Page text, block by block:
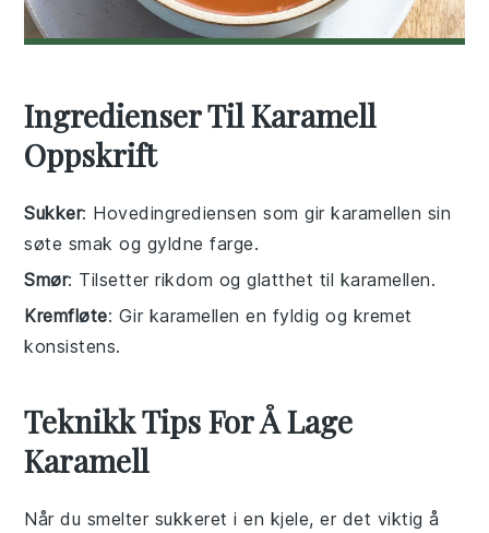
Ingredienser Til Karamell
Oppskrift
Sukker: Hovedingrediensen som gir karamellen sin
søte smak og gyldne farge.
Smør: Tilsetter rikdom og glatthet til karamellen.
Kremfløte: Gir karamellen en fyldig og kremet
konsistens.
Teknikk Tips For Å Lage
Karamell
Når du smelter sukkeret i en kjele, er det viktig å